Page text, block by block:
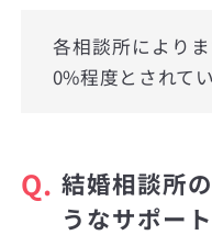
各相談所により
0%程度とされてい
Q. 結婚相談所
うなサポー